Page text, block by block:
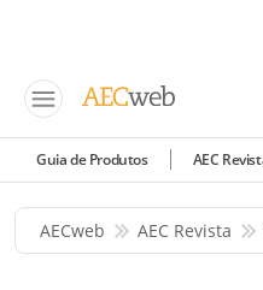
Guia de Produtos AEC
AECweb AEC Revista